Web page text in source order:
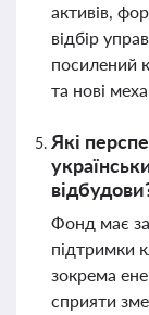
активів,
відбір
посилений
та нові
Які
Фонд має
підтримки
зокрема
сприяти